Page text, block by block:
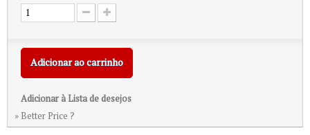
Adicionar ao carrinho
Adicionar à Lista de desejos
» Better Price ?